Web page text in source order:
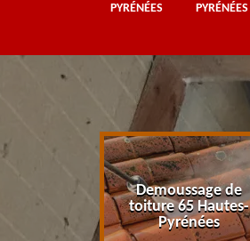
PYRÉNÉES
PYRÉNÉES
Hautes-
Demoussage de
toiture 65 Hautes-
Pyrénées